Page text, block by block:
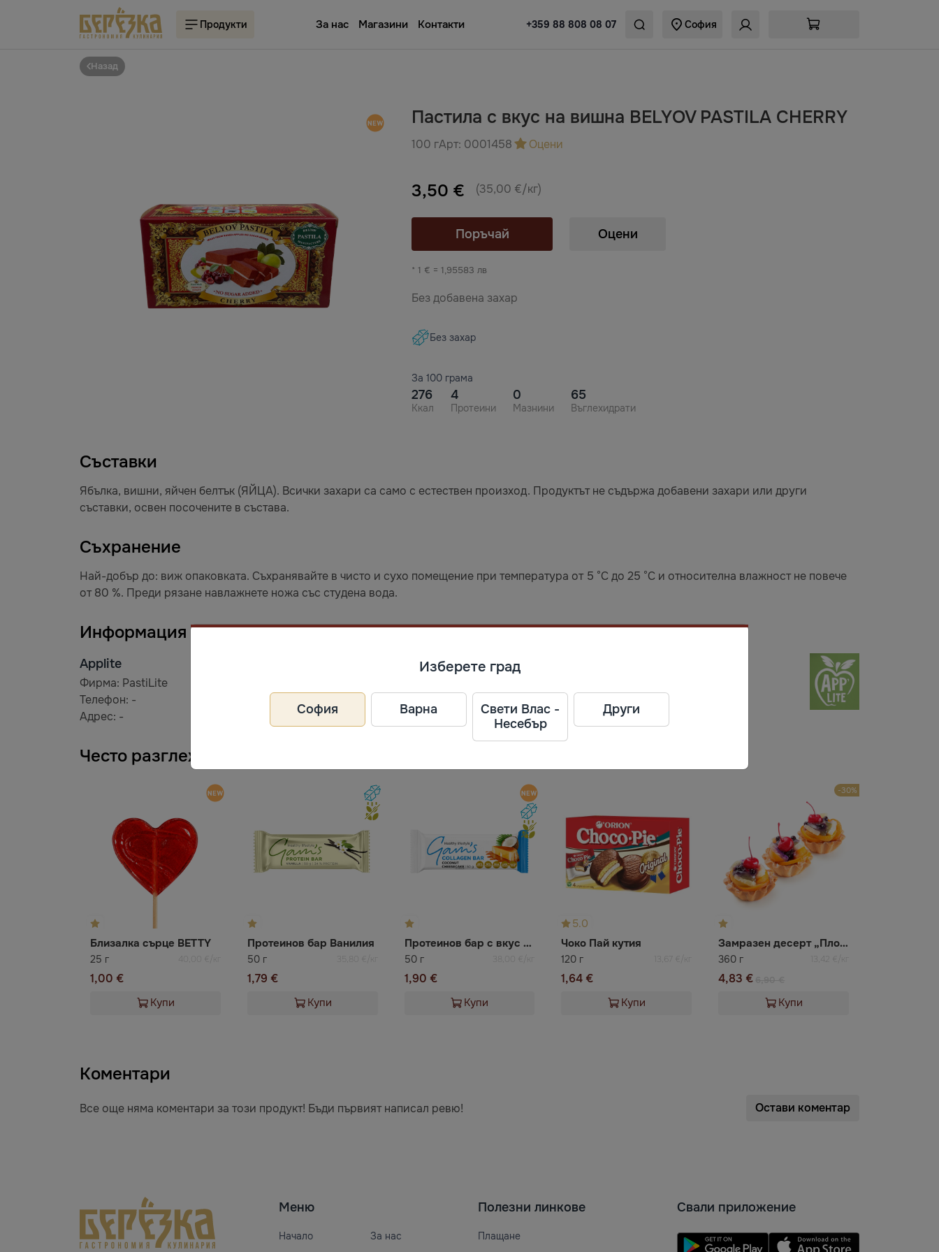
Продукти За нас Магазини Контакти +359 88 808 08 07 София
Назад
Пастила с вкус на вишна BELYOV PASTILA CHERRY
100 гАрт: 0001458 Оцени
3,50 € (35,00 €/кг)
Поръчай Оцени
* 1 € = 1,95583 лв
Без добавена захар
Без захар
За 100 грама
276
Ккал
4
Протеини
0
Мазнини
65
Въглехидрати
Съставки
Ябълка, вишни, яйчен белтък (ЯЙЦА). Всички захари са само с естествен произход. Продуктът не съдържа добавени захари или други
съставки, освен посочените в състава.
Съхранение
Най-добър до: виж опаковката. Съхранявайте в чисто и сухо помещение при температура от 5 °C до 25 °C и относителна влажност не повече
от 80 %. Преди рязане навлажнете ножа със студена вода.
Информация за производител
Applite
Фирма: PastiLite
Телефон: -
Адрес: -
Често разглеждани
Близалка сърце BETTY
25 г 40,00 €/кг
1,00 €
Купи
Протеинов бар Ванилия
50 г 35,80 €/кг
1,79 €
Купи
Протеинов бар с вкус на кокосов чийзкейк GAMS
50 г 38,00 €/кг
1,90 €
Купи
5.0
Чоко Пай кутия
120 г 13,67 €/кг
1,64 €
Купи
-30%
Замразен десерт „Плодова кошничка“ ВАЦАК
360 г 13,42 €/кг
4,83 €
Купи
Коментари
Все още няма коментари за този продукт! Бъди първият написал ревю! Остави коментар
Меню
Начало
За нас
Полезни линкове
Плащане
Свали приложение
Изберете град
София Варна
Свети Влас -
Несебър
Други